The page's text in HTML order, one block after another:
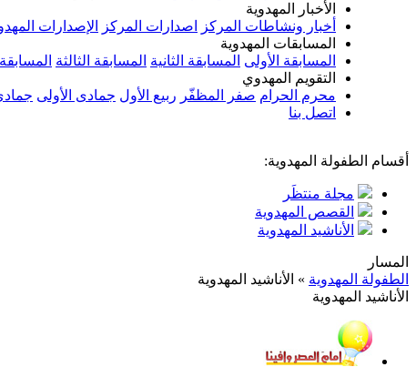
الأخبار المهدوية
أخبار ونشاطات المركز
اصدارات المركز الإصدارات
المسابقات المهدوية
المسابقة الأولى المسابقة الثانية المسابقة الثالثة
التقويم المهدوي
محرم الحرام صفر المظفّر ربيع الأول جمادى الأولى
اتصل بنا
أقسام الطفولة المهدوية:
مجلة منتظَر
القصص المهدوية
الأناشيد المهدوية
المسار
الطفولة المهدوية » الأناشيد المهدوية
الأناشيد المهدوية